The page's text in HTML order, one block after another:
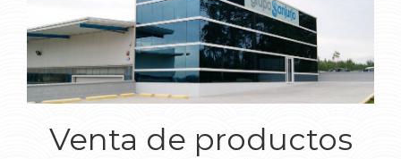
Venta de productos